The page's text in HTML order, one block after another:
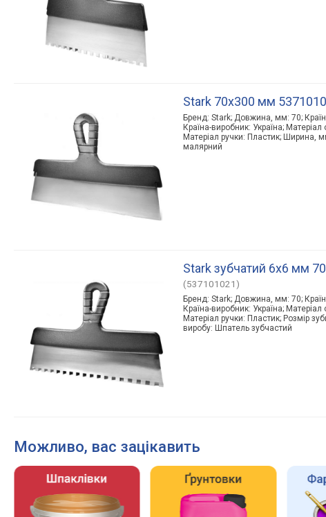
Stark 70х300 мм
Бренд: Stark; Довжина, мм: 70;
Країна-виробник: Україна;
Матеріал ручки: Пластик; Ширина,
малярний
Stark зубчатий 6х6 мм
(537101021)
Бренд: Stark; Довжина, мм: 70;
Країна-виробник: Україна;
Матеріал ручки: Пластик; Розмір
виробу: Шпатель зубчастий
Можливо, вас зацікавить